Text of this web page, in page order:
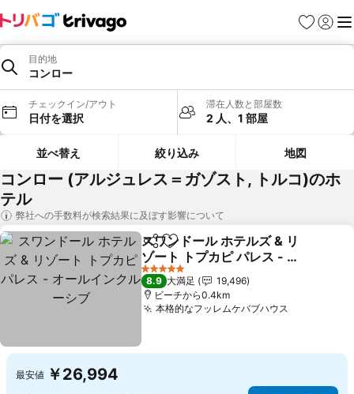
お気に入り
ログイ
メ
目的地
コンロー
チェックイン/アウト
日付を選択
滞在人数と部屋数
2 人、1 部屋
並べ替え 絞り込み 地図
コンロー (アルジュレス＝ガゾスト, トルコ)のホ
テル
弊社への手数料が検索結果に及ぼす影響について
シェアお気に入りに追加
スワンドール ホテルズ & リ
ゾート トプカピ パレス - オ
ールインクルーシブ
料金を表示
5 ホテルのランク
8.9 大満足
19,496
ビーチから0.4km
本格的なフッレムケバブハウス
最安値 ￥26,994